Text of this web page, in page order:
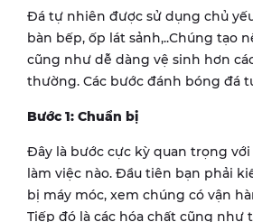
Đá tự nhiên được sử dụng chủ
bàn bếp, ốp lát sảnh,..Chúng tạo
cũng như dễ dàng vệ sinh hơn
thường. Các bước đánh bóng đá
Bước 1: Chuẩn bị
Đây là bước cực kỳ quan trọng
làm việc nào. Đầu tiên bạn phải
bị máy móc, xem chúng có vận
Tiếp đó là các hóa chất cũng như